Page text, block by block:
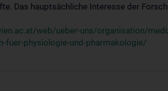
Das hauptsächliche Interesse der
web/ueber-uns/organisation/
fuer-physiologie-und-pharmakologie/